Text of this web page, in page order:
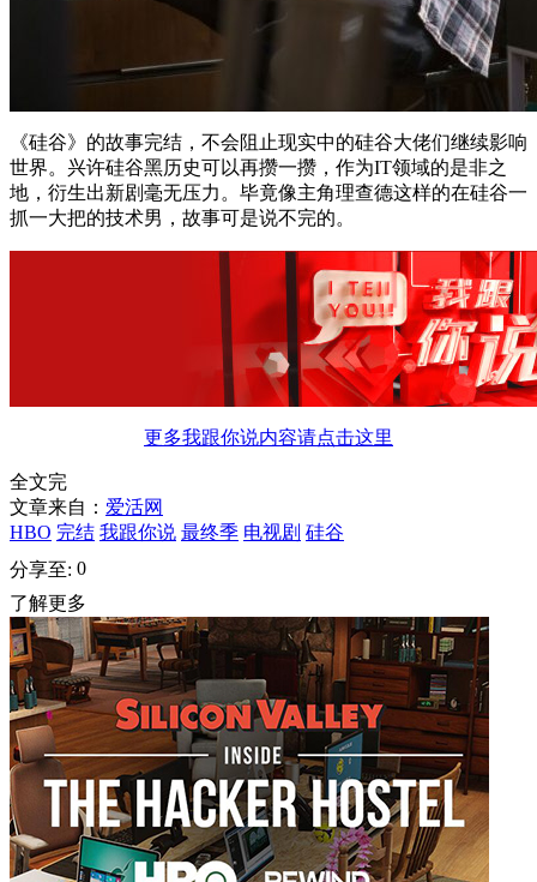
《硅谷》的故事完结，不会阻止现实中的硅谷大佬们继续影响
世界。兴许硅谷黑历史可以再攒一攒，作为IT领域的是非之
地，衍生出新剧毫无压力。毕竟像主角理查德这样的在硅谷一
抓一大把的技术男，故事可是说不完的。
更多我跟你说内容请点击这里
全文完
文章来自： 爱活网
HBO 完结 我跟你说 最终季 电视剧 硅谷
分享至: 0
了解更多